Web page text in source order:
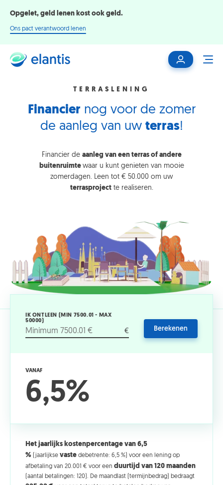
Opgelet, geld lenen kost ook geld.
Ons pact verantwoord lenen
Mijn
klantenzone
Financier nog voor de zomer
de aanleg van uw terras!
TERRASLENING
Financier de aanleg van een terras of andere
buitenruimte waar u kunt genieten van mooie
zomerdagen. Leen tot € 50.000 om uw
terrasprojectte realiseren.
IK ONTLEEN (MIN 7500.01 - MAX
50000)
€ Berekenen
VANAF
6,5%
Het jaarlijks kostenpercentage van 6,5
% (jaarlijkse vaste debetrente: 6,5 %) voor een lening op
afbetaling van 20.001 € voor een duurtijd van 120 maanden
(aantal betalingen: 120). De maandlast (termijnbedrag) bedraagt